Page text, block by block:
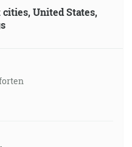
cities, United States,